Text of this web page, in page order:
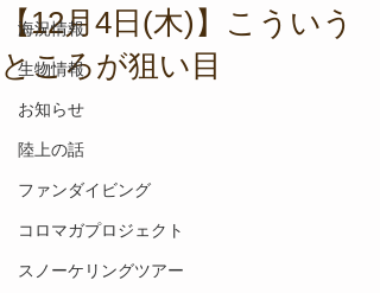
海況情報
生物情報
お知らせ
陸上の話
ファンダイビング
コロマガプロジェクト
スノーケリングツアー
【12月4日(木)】こういう
ところが狙い目